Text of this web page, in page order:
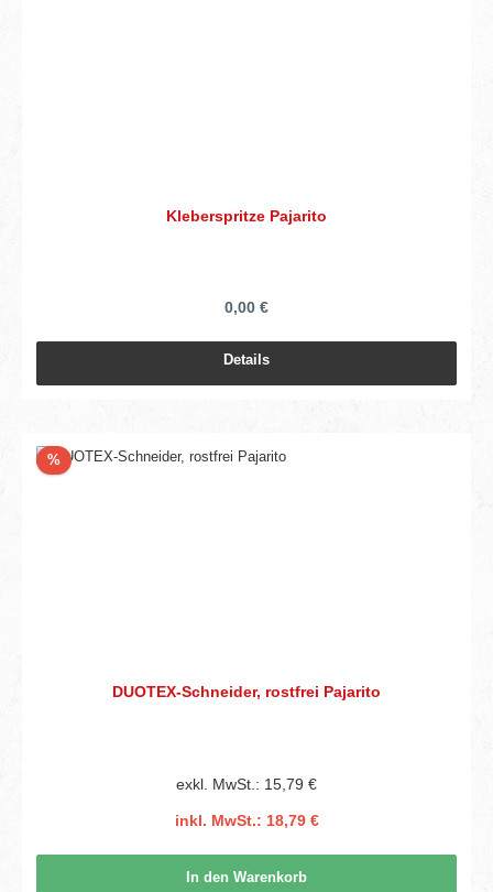
Kleberspritze Pajarito
0,00 €
Details
%Rabatt
DUOTEX-Schneider, rostfrei Pajarito
exkl. MwSt.: 15,79 €
inkl. MwSt.: 18,79 €
In den Warenkorb